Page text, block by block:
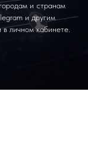
и странам
и другим
личном кабинете.